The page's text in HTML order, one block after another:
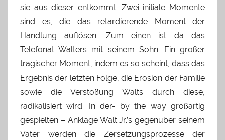
sie aus dieser entkommt. Zwei initiale Momente
sind es, die das retardierende Moment der
Handlung auflösen: Zum einen ist da das
Telefonat Walters mit seinem Sohn: Ein großer
tragischer Moment, indem es so scheint, dass das
Ergebnis der letzten Folge, die Erosion der Familie
sowie die Verstoßung Walts durch diese,
radikalisiert wird. In der- by the way großartig
gespielten – Anklage Walt Jr.’s gegenüber seinem
Vater werden die Zersetzungsprozesse der